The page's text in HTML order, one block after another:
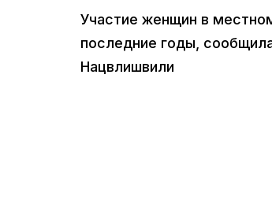
Участие женщин в
последние годы,
Нацвлишвили